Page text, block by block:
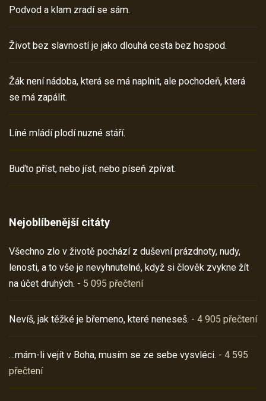
Podvod a klam zradí se sám.
Život bez slavností je jako dlouhá cesta bez hospod.
Žák není nádoba, která se má naplnit, ale pochodeň, která
se má zapálit.
Líné mládí plodí nuzné stáří.
Buďto příst, nebo jíst, nebo píseň zpívat.
Nejoblíbenější citáty
Všechno zlo v životě pochází z duševní prázdnoty, nudy,
lenosti, a to vše je nevyhnutelné, když si člověk zvykne žít
na účet druhých. - 5 095 přečtení
Nevíš, jak těžké je břemeno, které neneseš. - 4 905 přečtení
…mám-li vejít v Boha, musím se ze sebe vysvléci. - 4 595
přečtení